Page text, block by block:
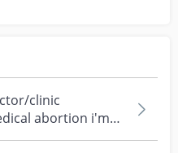
clinic
abortion i'm